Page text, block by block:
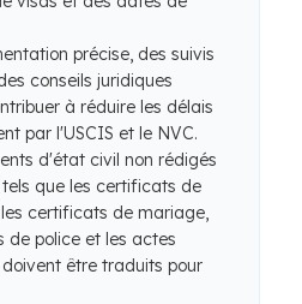
précise, des suivis
conseils juridiques
à réduire les délais
par l'USCIS et le NVC.
d'état civil non rédigés
que les certificats de
certificats de mariage,
de police et les actes
être traduits pour